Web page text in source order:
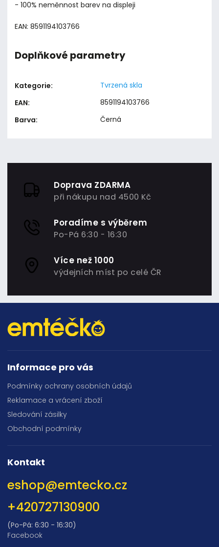
- 100% neměnnost barev na displeji
EAN: 8591194103766
Doplňkové parametry
Kategorie:
Tvrzená skla
EAN:
8591194103766
Barva: Černá
Doprava ZDARMA
při nákupu nad 4500 Kč
Poradíme s výběrem
Po-Pá 6:30 - 16:30
Více než 1000
výdejních míst po celé ČR
Informace pro vás
Podmínky ochrany osobních údajů
Reklamace a vrácení zboží
Sledování zásilky
Obchodní podmínky
Kontakt
eshop@emtecko.cz
+420727130900
(Po-Pá: 6:30 - 16:30)
Facebook